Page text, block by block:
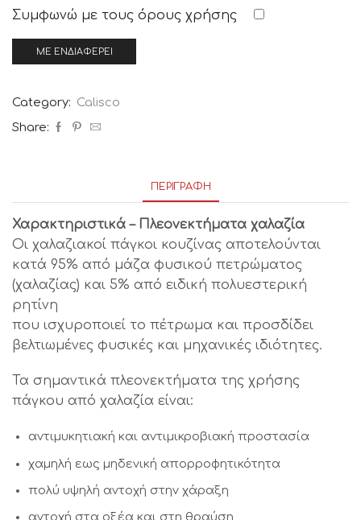
Συμφωνώ με τους όρους χρήσης
Category: Calisco
Share:
ΠΕΡΙΓΡΑΦΉ
Χαρακτηριστικά – Πλεονεκτήματα χαλαζία
Οι χαλαζιακοί πάγκοι κουζίνας αποτελούνται
κατά 95% από μάζα φυσικού πετρώματος
(χαλαζίας) και 5% από ειδική πολυεστερική
ρητίνη
που ισχυροποιεί το πέτρωμα και προσδίδει
βελτιωμένες φυσικές και μηχανικές ιδιότητες.
Τα σημαντικά πλεονεκτήματα της χρήσης
πάγκου από χαλαζία είναι:
αντιμυκητιακή και αντιμικροβιακή προστασία
χαμηλή εως μηδενική απορροφητικότητα
πολύ υψηλή αντοχή στην χάραξη
αντοχή στα οξέα και στη θραύση